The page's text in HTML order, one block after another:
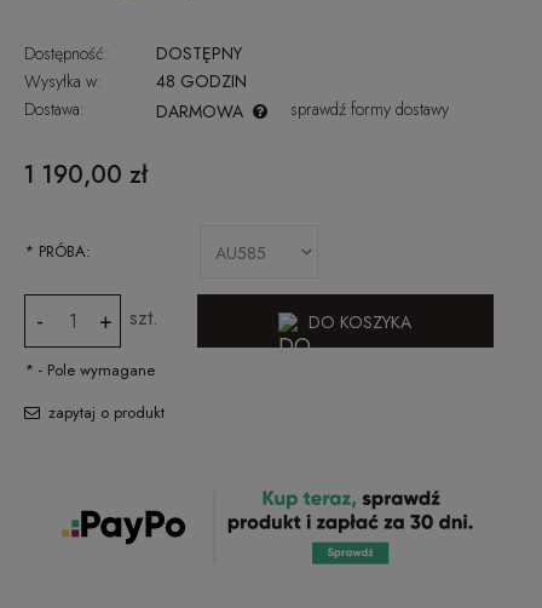
Dostępność:
DOSTĘPNY
Wysyłka w:
48 GODZIN
Dostawa:
DARMOWA sprawdź formy dostawy
1 190,00 zł
* PRÓBA:
- + szt. DO KOSZYKA
* - Pole wymagane
zapytaj o produkt